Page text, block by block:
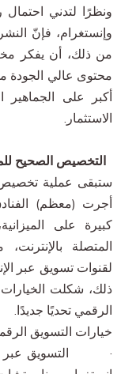
ونظرًا لتدني
وإنستغرام، فإنّ
من ذلك، أن يفكر
محتوى عالي الجودة
أكبر على
الاستثمار.
التخصيص الصحيح
ستبقى عملية تخصيص
أجرت (معظم)
كبيرة على
المتصلة
لقنوات تسويق عبر
ذلك، شكلت الخيارات
الرقمي تحديًا جديدًا.
خيارات التسويق
· التسويق عبر